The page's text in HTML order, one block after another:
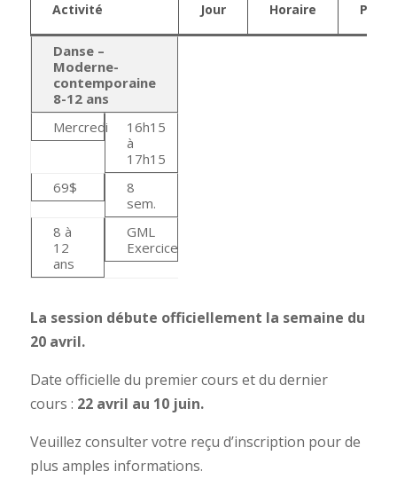
Activité Jour Horaire Prix
Danse –
Moderne-
contemporaine
8-12 ans
Mercredi
16h15
à
17h15
69$
8
sem.
8 à
12
ans
GML
Exercice
La session débute officiellement la semaine du
20 avril.
Date officielle du premier cours et du dernier
cours : 22 avril au 10 juin.
Veuillez consulter votre reçu d’inscription pour de
plus amples informations.